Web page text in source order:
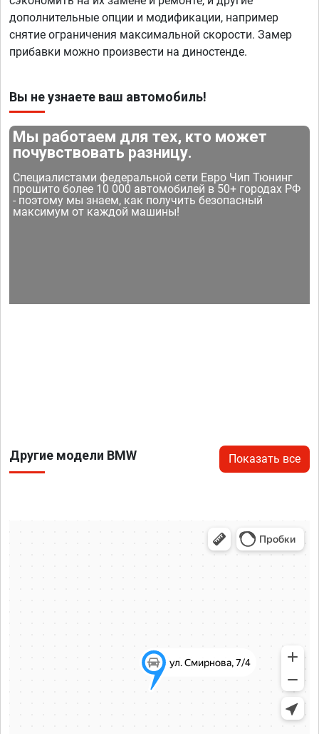
дополнительные опции и модификации, например
снятие ограничения максимальной скорости. Замер
прибавки можно произвести на диностенде.
Вы не узнаете ваш автомобиль!
Мы работаем для тех, кто может
почувствовать разницу.
Специалистами федеральной сети Евро Чип Тюнинг
прошито более 10 000 автомобилей в 50+ городах РФ
- поэтому мы знаем, как получить безопасный
максимум от каждой машины!
Другие модели BMW Показать все